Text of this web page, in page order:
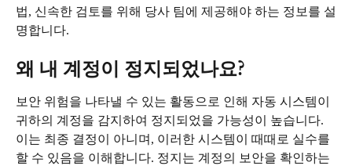
법, 신속한 검토를 위해 당사 팀에 제공해야 하는 정보를 설
명합니다.
왜 내 계정이 정지되었나요?
보안 위험을 나타낼 수 있는 활동으로 인해 자동 시스템이
귀하의 계정을 감지하여 정지되었을 가능성이 높습니다.
이는 최종 결정이 아니며, 이러한 시스템이 때때로 실수를
할 수 있음을 이해합니다. 정지는 계정의 보안을 확인하는